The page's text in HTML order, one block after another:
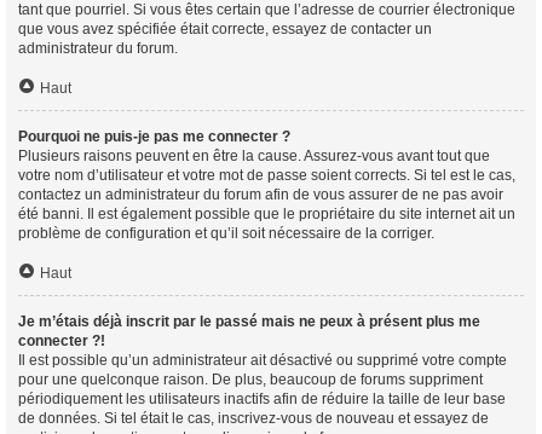
tant que pourriel. Si vous êtes certain que l’adresse de courrier électronique
que vous avez spécifiée était correcte, essayez de contacter un
administrateur du forum.
Haut
Pourquoi ne puis-je pas me connecter ?
Plusieurs raisons peuvent en être la cause. Assurez-vous avant tout que
votre nom d’utilisateur et votre mot de passe soient corrects. Si tel est le cas,
contactez un administrateur du forum afin de vous assurer de ne pas avoir
été banni. Il est également possible que le propriétaire du site internet ait un
problème de configuration et qu’il soit nécessaire de la corriger.
Haut
Je m’étais déjà inscrit par le passé mais ne peux à présent plus me
connecter ?!
Il est possible qu’un administrateur ait désactivé ou supprimé votre compte
pour une quelconque raison. De plus, beaucoup de forums suppriment
périodiquement les utilisateurs inactifs afin de réduire la taille de leur base
de données. Si tel était le cas, inscrivez-vous de nouveau et essayez de